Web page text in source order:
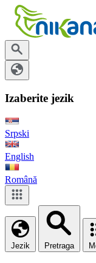
Izaberite jezik
Srpski
English
Română
Jezik Pretraga